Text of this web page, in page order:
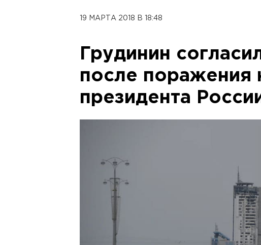
19 МАРТА 2018 В 18:48
Грудинин
после поражения
президента